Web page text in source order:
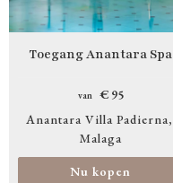
Toegang Anantara Spa
van
€ 95
Anantara Villa Padierna
Malaga
Nu kopen